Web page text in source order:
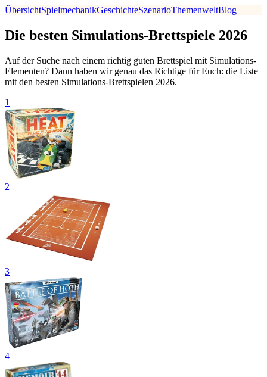
ÜbersichtSpielmechanikGeschichteSzenarioThemenweltBlog
Die besten Simulations-Brettspiele 2026
Auf der Suche nach einem richtig guten Brettspiel mit Simulations-
Elementen? Dann haben wir genau das Richtige für Euch: die Liste
mit den besten Simulations-Brettspielen 2026.
1
2
3
4